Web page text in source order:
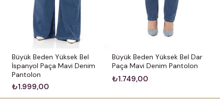
Büyük Beden Yüksek Bel
İspanyol Paça Mavi Denim
Pantolon
₺1.999,00
Büyük Beden Yüksek Bel Dar
Paça Mavi Denim Pantolon
₺1.749,00